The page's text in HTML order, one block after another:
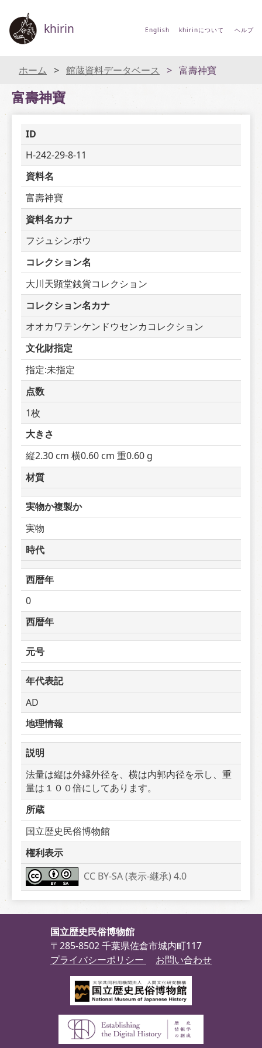
khirin English khirinについて ヘルプ
ホーム 館蔵資料データベース 富壽神寶
富壽神寶
ID
H-242-29-8-11
資料名
富壽神寶
資料名カナ
フジュシンポウ
コレクション名
大川天顕堂銭貨コレクション
コレクション名カナ
オオカワテンケンドウセンカコレクション
文化財指定
指定:未指定
点数
1枚
大きさ
縦2.30 cm 横0.60 cm 重0.60 g
材質
実物か複製か
実物
時代
西暦年
0
西暦年
元号
年代表記
AD
地理情報
説明
法量は縦は外縁外径を、横は内郭内径を示し、重
量は１００倍にしてあります。
所蔵
国立歴史民俗博物館
権利表示
CC BY-SA (表示-継承) 4.0
国立歴史民俗博物館
〒285-8502 千葉県佐倉市城内町117
プライバシーポリシー
お問い合わせ